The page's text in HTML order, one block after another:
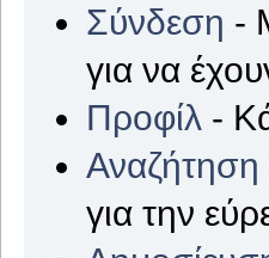
Σύνδεση -
για να
Προφίλ -
Αναζήτηση
για την